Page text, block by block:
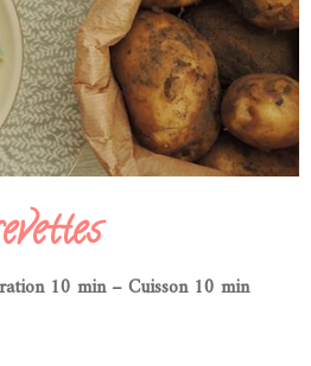
10 min – Cuisson 10 min